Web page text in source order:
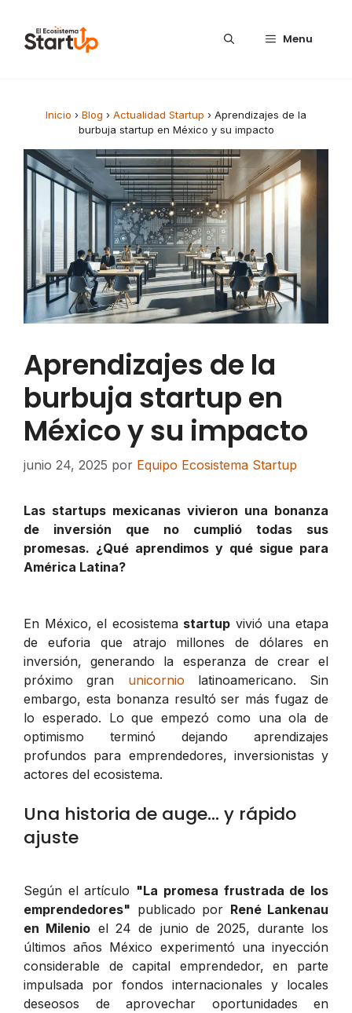
Menu
Inicio › Blog › Actualidad Startup › Aprendizajes de la
burbuja startup en México y su impacto
Aprendizajes de la
burbuja startup en
México y su impacto
junio 24, 2025 por Equipo Ecosistema Startup
Las startups mexicanas vivieron una bonanza
de inversión que no cumplió todas sus
promesas. ¿Qué aprendimos y qué sigue para
América Latina?
En México, el ecosistema startup vivió una etapa
de euforia que atrajo millones de dólares en
inversión, generando la esperanza de crear el
próximo gran unicornio latinoamericano. Sin
embargo, esta bonanza resultó ser más fugaz de
lo esperado. Lo que empezó como una ola de
optimismo terminó dejando aprendizajes
profundos para emprendedores, inversionistas y
actores del ecosistema.
Una historia de auge... y rápido
ajuste
Según el artículo "La promesa frustrada de los
emprendedores" publicado por René Lankenau
en Milenio el 24 de junio de 2025, durante los
últimos años México experimentó una inyección
considerable de capital emprendedor, en parte
impulsada por fondos internacionales y locales
deseosos de aprovechar oportunidades en